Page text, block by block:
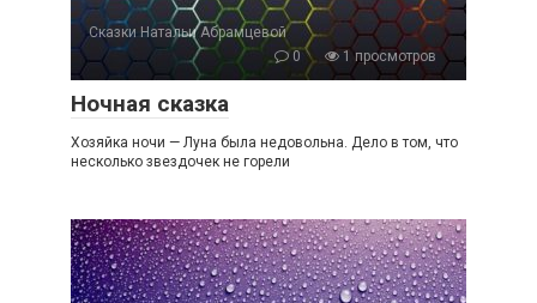
Сказки Натальи Абрамцевой
0
1 просмотров
Ночная сказка
Хозяйка ночи — Луна была недовольна. Дело в том, что
несколько звездочек не горели